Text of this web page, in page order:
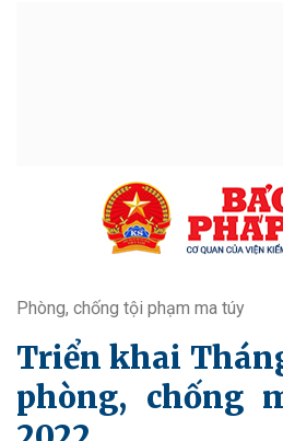
Phòng, chống tội phạm ma túy
Triển khai
phòng, chống